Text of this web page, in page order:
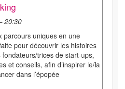
20:30
parcours uniques en une
pour découvrir les histoires
trices de start-ups,
et conseils, afin d’inspirer le/la
dans l’épopée